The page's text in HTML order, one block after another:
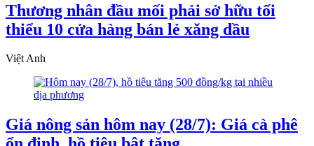
Thương nhân đầu mối phải sở hữu tối
thiểu 10 cửa hàng bán lẻ xăng dầu
Việt Anh
Giá nông sản hôm nay (28/7): Giá cà phê